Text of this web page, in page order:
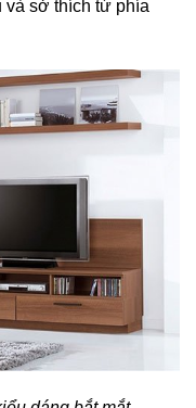
và sở thích từ phía